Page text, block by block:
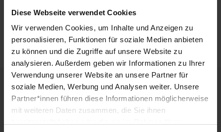
Diese Webseite verwendet Cookies
Wir verwenden Cookies, um Inhalte und Anzeigen zu
personalisieren, Funktionen für soziale Medien anbieten
zu können und die Zugriffe auf unsere Website zu
analysieren. Außerdem geben wir Informationen zu Ihrer
Verwendung unserer Website an unsere Partner für
soziale Medien, Werbung und Analysen weiter. Unsere
Partner*innen führen diese Informationen möglicherweise
mit weiteren Daten zusammen, die Sie ihnen
Mit der Kraft der Natur
7 ÜN I inkl. ärztlicher Untersuchung, Massagen &
Suche
MEHR Sommer
3 volle Tage Urlaubsfeeling
Regeneration, Entspannung, feinste Kulinarik &
ganztägiger Badegenuss am An- und Abreisetag.